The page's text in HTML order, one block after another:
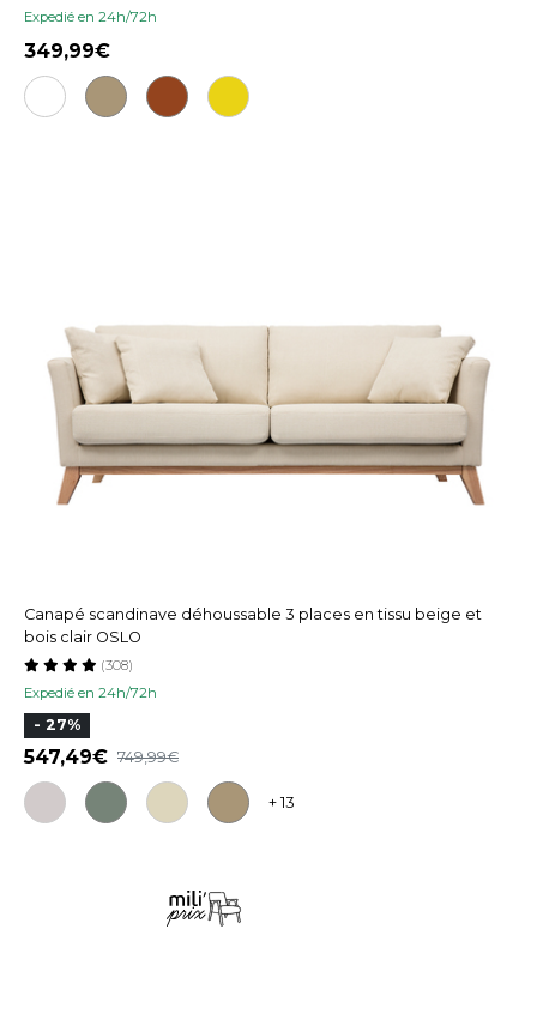
Expedié en 24h/72h
349,99
Canapé scandinave déhoussable 3 places en tissu beige et
bois clair OSLO
Expedié en 24h/72h
(308)
- 27%
547,49 749,99
+ 13